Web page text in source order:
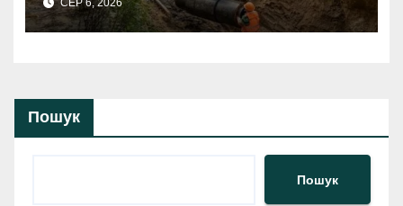
СЕР 6, 2026
Пошук
Пошук